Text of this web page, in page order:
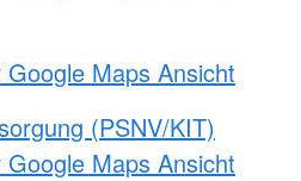
Google Maps Ansicht
(PSNV/KIT)
Google Maps Ansicht